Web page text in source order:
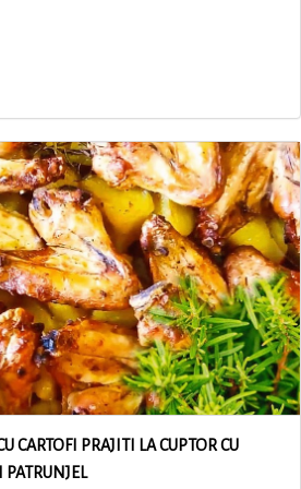
CARTOFI PRAJITI LA CUPTOR CU
PATRUNJEL